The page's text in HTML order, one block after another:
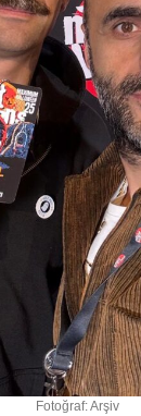
Fotoğraf: Arşiv